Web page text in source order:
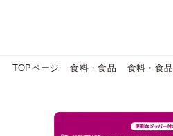
TOPページ 食料・食品 食料・食品